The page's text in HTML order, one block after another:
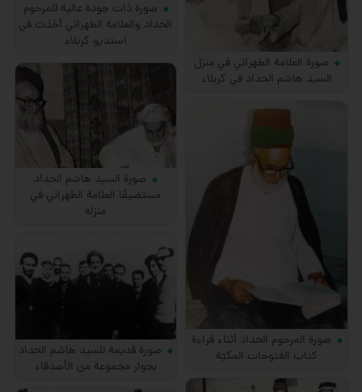
صورة ذات جودة عالية للمرحوم
الحداد والعلامة الطهراني أخذت في
استديو كربلاء
صورة العلامة الطهراني في منزل
السيد هاشم الحداد في كربلاء
صورة السيد هاشم الحداد
مستضيفًا العلامة الطهراني في
منزله
صورة المرحوم الحداد أثناء قراءة
كتاب الفتوحات المكيّة
صورة قديمة للسيد هاشم الحداد
بجوار مجموعة من الأصدقاء